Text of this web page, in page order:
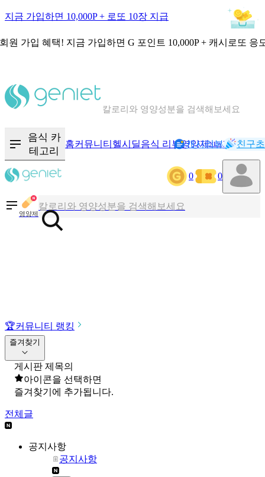
지금 가입하면 10,000P + 로또 10장 지급
원 가입 혜택! 지금 가입하면 G 포인트 10,000P + 캐시로또 응
칼로리와 영양성분을 검색해보세요
음식 카
테고리
홈커뮤니티 헬시딜음식 리뷰영양제NEW기록
캐시리뷰 친구
0 0
영양제
칼로리와 영양성분을 검색해보세요
혈당 · 다이어트 음식 검색해보세요
🏆커뮤니티 랭킹
즐겨찾기
게시판 제목의
아이콘을 선택하면
즐겨찾기에 추가됩니다.
전체글
공지사항
공지사항